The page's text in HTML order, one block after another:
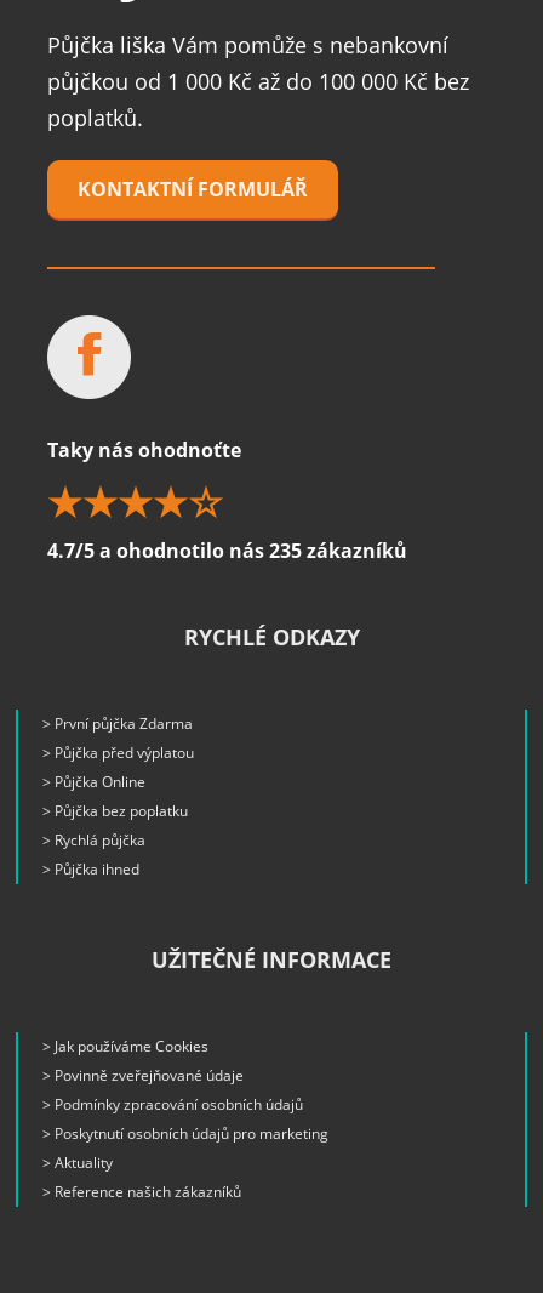
Půjčka liška Vám pomůže s nebankovní
půjčkou od 1 000 Kč až do 100 000 Kč bez
poplatků.
KONTAKTNÍ FORMULÁŘ
Taky nás ohodnoťte
4.7/5 a ohodnotilo nás 235 zákazníků
RYCHLÉ ODKAZY
> První půjčka Zdarma
> Půjčka před výplatou
> Půjčka Online
> Půjčka bez poplatku
> Rychlá půjčka
> Půjčka ihned
UŽITEČNÉ INFORMACE
> Jak používáme Cookies
> Povinně zveřejňované údaje
> Podmínky zpracování osobních údajů
> Poskytnutí osobních údajů pro marketing
> Aktuality
> Reference našich zákazníků